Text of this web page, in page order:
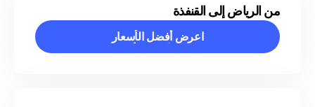
من الرياض إلى القنفذة
اعرض أفضل الأسعار
اعرض أفضل الأسعار